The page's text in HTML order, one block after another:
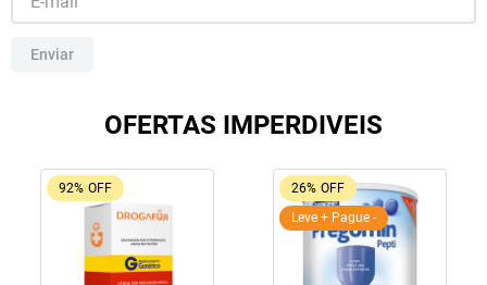
Enviar
OFERTAS IMPERDIVEIS
92% OFF 26% OFF
Leve + Pague -
10º lola